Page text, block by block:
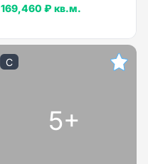
169,460 ₽ кв.м.
C
5+